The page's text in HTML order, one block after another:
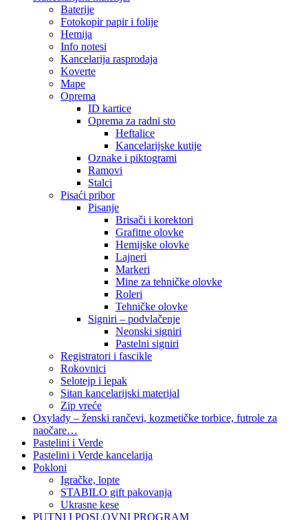
Baterije
Fotokopir papir i folije
Hemija
Info notesi
Kancelarija rasprodaja
Koverte
Mape
Oprema
ID kartice
Oprema za radni sto
Heftalice
Kancelarijske kutije
Oznake i piktogrami
Ramovi
Stalci
Pisaći pribor
Pisanje
Brisači i korektori
Grafitne olovke
Hemijske olovke
Lajneri
Markeri
Mine za tehničke olovke
Roleri
Tehničke olovke
Signiri – podvlačenje
Neonski signiri
Pastelni signiri
Registratori i fascikle
Rokovnici
Selotejp i lepak
Sitan kancelarijski materijal
Zip vreće
Oxylady – ženski rančevi, kozmetičke torbice, futrole za
naočare…
Pastelini i Verde
Pastelini i Verde kancelarija
Pokloni
Igračke, lopte
STABILO gift pakovanja
Ukrasne kese
PUTNI I POSLOVNI PROGRAM